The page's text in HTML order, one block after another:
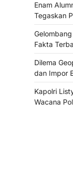
Enam
Tegaskan
Fakta
Dilema
dan Impor
Kapolri
Wacana